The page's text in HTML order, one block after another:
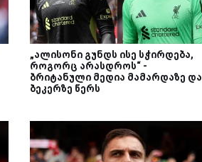
„ალისონი გუნდს ისე სჭირდება,
როგორც არასდროს“ -
ბრიტანული მედია მამარდაზე და
ბეკერზე წერს